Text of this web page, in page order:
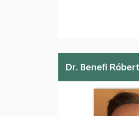
Dr. Benefi Róbert